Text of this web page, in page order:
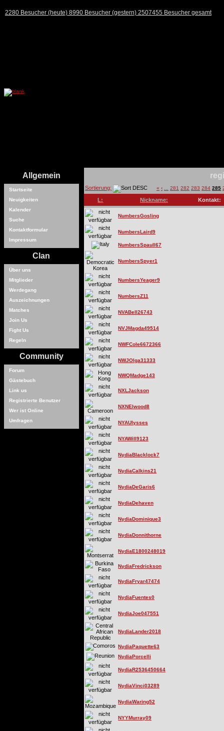
2280 Besucher (heute) 8990 Besucher (gestern) 2507455 Besucher gesamt
Allgemein
Startseite
Neuigkeiten
Kalender
Suche
Kontaktformular
Impressum
Clan
Über uns
Mitglieder
Werdegang
Auszeichnungen
Matches
Join Us
Fight Us
Regeln
Community
Forum
Gästebuch
Link us
Registrierte Benutzer
Wer ist Online
Umfragen
Sortierung: « ‹ 281 282 283 284 285
L: Nickname: Kontakt:
NumbersGosling
NumbersLaird9
NumbersSpaull67
NumbersSpyer1
NumbersYeager9
NumbersZ11
NVABell26743
NVJMagda49514
NWFCole6672366
NWJOlga31333
NWQMadge143
NXLJackson
NXNElwood8
NYAUlysses
NYAWill9123
NydiaBlacklock7
NydiaCalkins21
NydiaDeGaris6
NydiaDehaven
NydiaDominique3
NydiaDonnithorne
NydiaE1800248019
NydiaFredrickson
NydiaFryar47474
NydiaFuentes0
NydiaJoe047551
NydiaLander2018
NydiaPaquette63
NydiaPorcelli
NydiaR2536450664
NydiaVinci03289
NydiaWaring52
NYYMurray09